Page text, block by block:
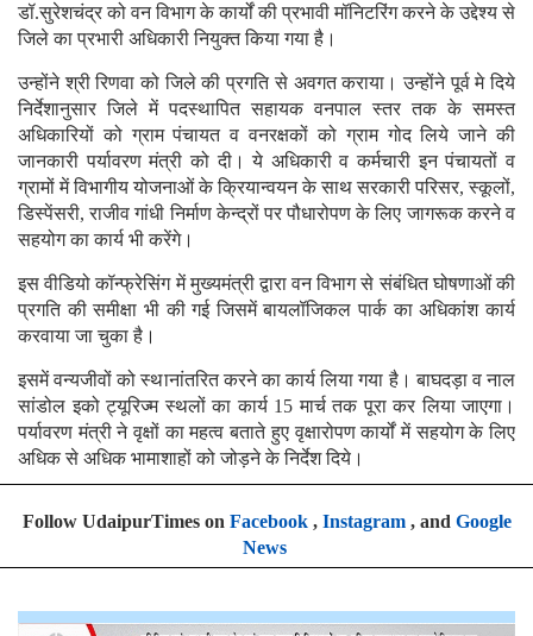
डॉ.सुरेशचंद्र को वन विभाग के कार्यों की प्रभावी मॉनिटरिंग करने के उद्देश्य से
जिले का प्रभारी अधिकारी नियुक्त किया गया है।
उन्होंने श्री रिणवा को जिले की प्रगति से अवगत कराया। उन्होंने पूर्व मे दिये
निर्देशानुसार जिले में पदस्थापित सहायक वनपाल स्तर तक के समस्त
अधिकारियों को ग्राम पंचायत व वनरक्षकों को ग्राम गोद लिये जाने की
जानकारी पर्यावरण मंत्री को दी। ये अधिकारी व कर्मचारी इन पंचायतों व
ग्रामों में विभागीय योजनाओं के क्रियान्वयन के साथ सरकारी परिसर, स्कूलों,
डिस्पेंसरी, राजीव गांधी निर्माण केन्द्रों पर पौधारोपण के लिए जागरूक करने व
सहयोग का कार्य भी करेंगे।
इस वीडियो कॉन्फ्रेसिंग में मुख्यमंत्री द्वारा वन विभाग से संबंधित घोषणाओं की
प्रगति की समीक्षा भी की गई जिसमें बायलॉजिकल पार्क का अधिकांश कार्य
करवाया जा चुका है।
इसमें वन्यजीवों को स्थानांतरित करने का कार्य लिया गया है। बाघदड़ा व नाल
सांडोल इको ट्यूरिज्म स्थलों का कार्य 15 मार्च तक पूरा कर लिया जाएगा।
पर्यावरण मंत्री ने वृक्षों का महत्व बताते हुए वृक्षारोपण कार्यों में सहयोग के लिए
अधिक से अधिक भामाशाहों को जोड़ने के निर्देश दिये।
Follow UdaipurTimes on Facebook, Instagram, and Google
News